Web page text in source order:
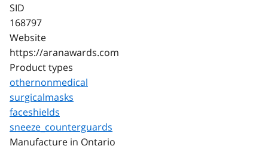
SID
168797
Website
https://aranawards.com
Product types
othernonmedical
surgicalmasks
faceshields
sneeze_counterguards
Manufacture in Ontario